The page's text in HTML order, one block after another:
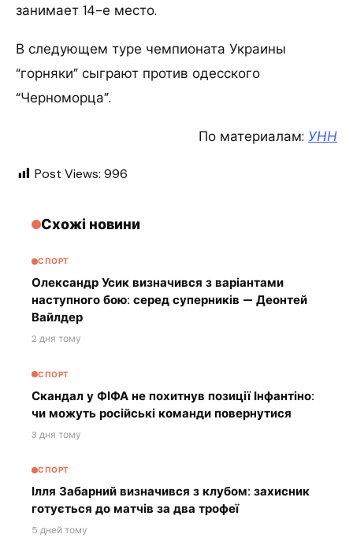
занимает 14-е место.
В следующем туре чемпионата Украины
“горняки” сыграют против одесского
“Черноморца”.
По материалам: УНН
Post Views: 996
Схожі новини
СПОРТ
Олександр Усик визначився з варіантами
наступного бою: серед суперників — Деонтей
Вайлдер
2 дня тому
СПОРТ
Скандал у ФІФА не похитнув позиції Інфантіно:
чи можуть російські команди повернутися
3 дня тому
СПОРТ
Ілля Забарний визначився з клубом: захисник
готується до матчів за два трофеї
5 дней тому